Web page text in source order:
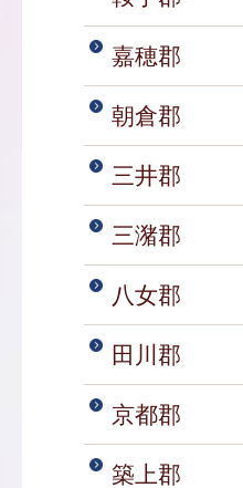
嘉穂郡
朝倉郡
三井郡
三潴郡
八女郡
田川郡
京都郡
築上郡